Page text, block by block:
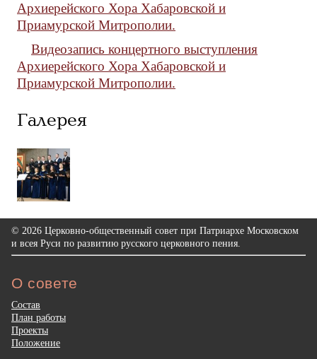
Архиерейского Хора Хабаровской и
Приамурской Митрополии.
Видеозапись концертного выступления
Архиерейского Хора Хабаровской и
Приамурской Митрополии.
Галерея
© 2026 Церковно-общественный совет при Патриархе Московском
и всея Руси по развитию русского церковного пения.
О совете
Состав
План работы
Проекты
Положение